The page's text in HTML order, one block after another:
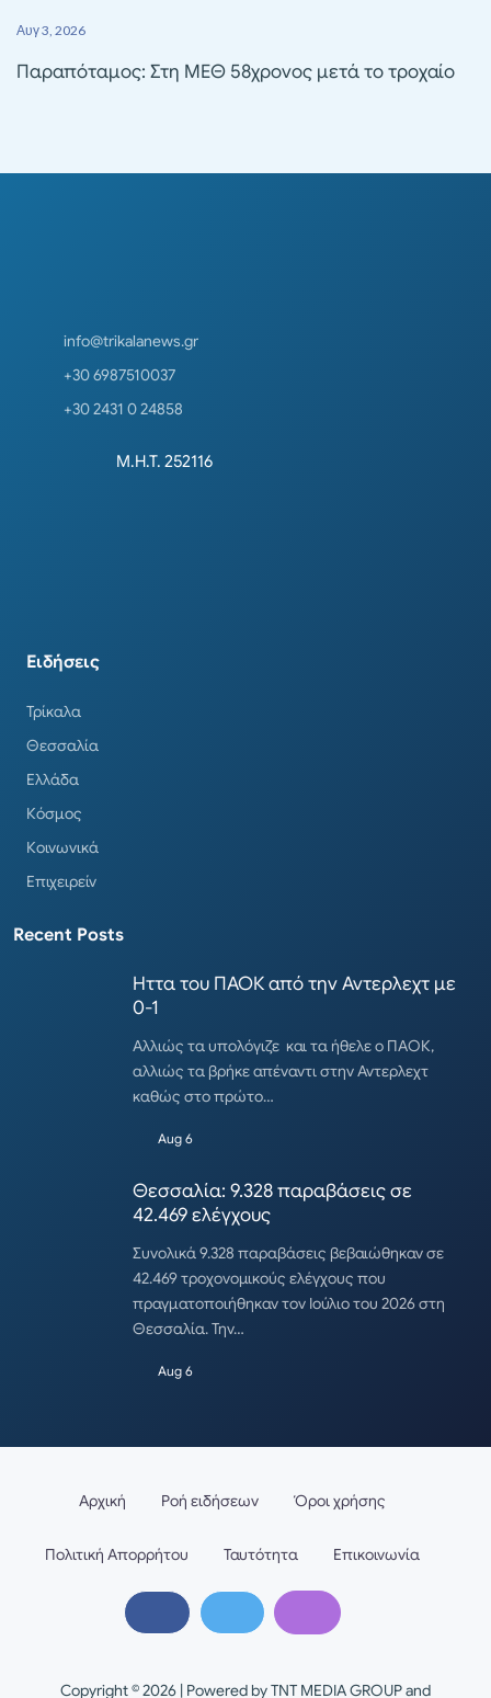
Αυγ 3, 2026
Παραπόταμος: Στη ΜΕΘ 58χρονος μετά το τροχαίο
info@trikalanews.gr
+30 6987510037
+30 2431 0 24858
Μ.Η.Τ. 252116
Ειδήσεις
Τρίκαλα
Θεσσαλία
Ελλάδα
Κόσμος
Κοινωνικά
Επιχειρείν
Recent Posts
Ηττα του ΠΑΟΚ από την Αντερλεχτ με
0-1
Αλλιώς τα υπολόγιζε και τα ήθελε ο ΠΑΟΚ,
αλλιώς τα βρήκε απέναντι στην Αντερλεχτ
καθώς στο πρώτο…
Aug 6
Θεσσαλία: 9.328 παραβάσεις σε
42.469 ελέγχους
Συνολικά 9.328 παραβάσεις βεβαιώθηκαν σε
42.469 τροχονομικούς ελέγχους που
πραγματοποιήθηκαν τον Ιούλιο του 2026 στη
Θεσσαλία. Την…
Aug 6
Copyright © 2026 | Powered by TNT MEDIA GROUP and
Αρχική Ροή ειδήσεων Όροι χρήσης
Πολιτική Απορρήτου Ταυτότητα Επικοινωνία